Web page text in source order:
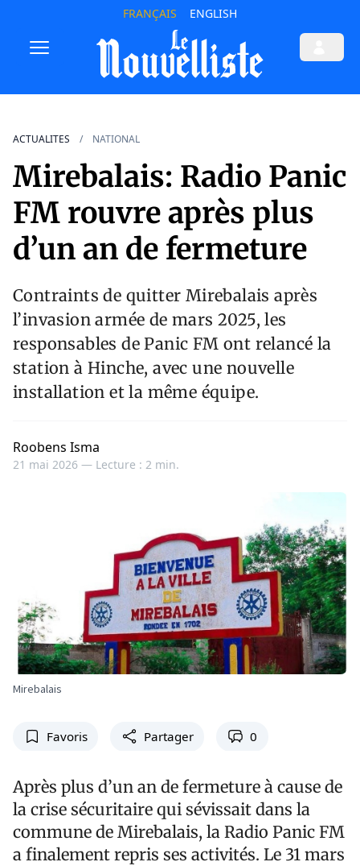
FRANÇAIS ENGLISH
ACTUALITES NATIONAL
Mirebalais: Radio Panic
FM rouvre après plus
d’un an de fermeture
Contraints de quitter Mirebalais après
l’invasion armée de mars 2025, les
responsables de Panic FM ont relancé la
station à Hinche, avec une nouvelle
installation et la même équipe.
Roobens Isma
21 mai 2026 — Lecture : 2 min.
Mirebalais
Favoris Partager 0
Après plus d’un an de fermeture à cause de
la crise sécuritaire qui sévissait dans la
commune de Mirebalais, la Radio Panic FM
a finalement repris ses activités. Le 31 mars